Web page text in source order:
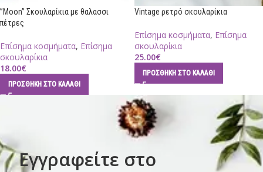
”Moon” Σκουλαρίκια με θαλασσι
πέτρες
Επίσημα κοσμήματα, Επίσημα
σκουλαρίκια
18.00€
ΠΡΟΣΘΉΚΗ ΣΤΟ ΚΑΛΆΘΙ
Vintage ρετρό σκουλαρίκια
Επίσημα κοσμήματα, Επίσημα
σκουλαρίκια
25.00€
ΠΡΟΣΘΉΚΗ ΣΤΟ ΚΑΛΆΘΙ
Εγγραφείτε στο